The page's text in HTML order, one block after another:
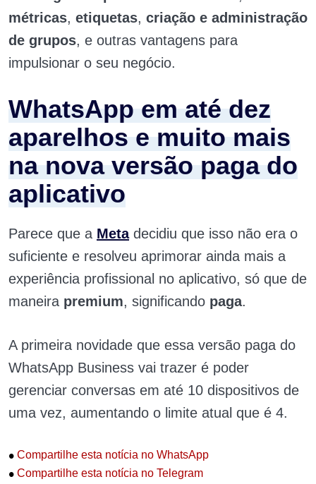
métricas, etiquetas, criação e administração
de grupos, e outras vantagens para
impulsionar o seu negócio.
WhatsApp em até dez
aparelhos e muito mais
na nova versão paga do
aplicativo
Parece que a Metadecidiu que isso não era o
suficiente e resolveu aprimorar ainda mais a
experiência profissional no aplicativo, só que de
maneira premium, significando paga.
A primeira novidade que essa versão paga do
WhatsApp Business vai trazer é poder
gerenciar conversas em até 10 dispositivos de
uma vez, aumentando o limite atual que é 4.
• Compartilhe esta notícia no WhatsApp
• Compartilhe esta notícia no Telegram